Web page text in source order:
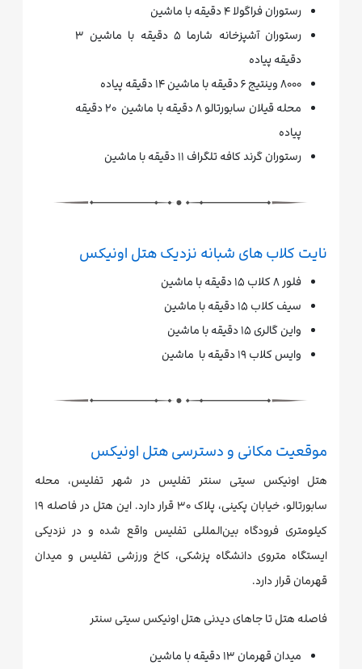
رستوران فراگولا ۴ دقیقه با ماشین
رستوران آشپزخانه شارما ۵ دقیقه با ماشین ۳
دقیقه پیاده
۸۰۰۰ وینتیج ۶ دقیقه با ماشین ۱۴ دقیقه پیاده
محله قیلان سابورتالو ۸ دقیقه با ماشین ۲۰ دقیقه
پیاده
رستوران گرند کافه تلگراف ۱۱ دقیقه با ماشین
نایت کلاب های شبانه نزدیک هتل اونیکس
فلور ۸ کلاب ۱۵ دقیقه با ماشین
سیف کلاب ۱۵ دقیقه با ماشین
واین گالری ۱۵ دقیقه با ماشین
وایس کلاب ۱۹ دقیقه با ماشین
موقعیت مکانی و دسترسی هتل اونیکس
هتل اونیکس سیتی سنتر تفلیس در شهر تفلیس، محله
سابورتالو، خیابان پکینی، پلاک ۳۰ قرار دارد. این هتل در فاصله ۱۹
کیلومتری فرودگاه بین‌المللی تفلیس واقع شده و در نزدیکی
ایستگاه متروی دانشگاه پزشکی، کاخ ورزشی تفلیس و میدان
قهرمان قرار دارد.
فاصله هتل تا جاهای دیدنی هتل اونیکس سیتی سنتر
میدان قهرمان ۱۳ دقیقه با ماشین